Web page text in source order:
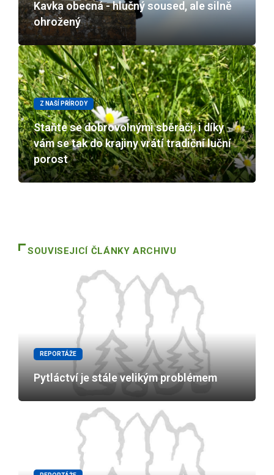
Kavka obecná - hlučný soused, ale silně
ohrožený
Z NAŠÍ PŘÍRODY
Staňte se dobrovolnými sběrači, i díky
vám se tak do krajiny vrátí tradiční luční
porost
SOUVISEJICÍ ČLÁNKY ARCHIVU
REPORTÁŽE
Pytláctví je stále velikým problémem